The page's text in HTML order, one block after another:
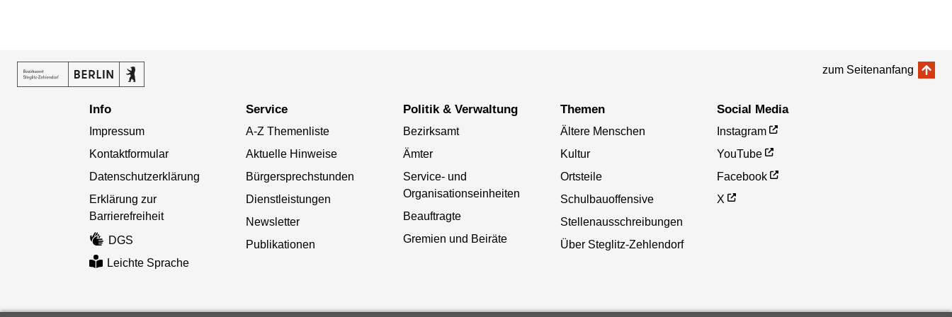
zum Seitenanfang
Info
Impressum
Kontaktformular
Datenschutzerklärung
Erklärung zur
Barrierefreiheit
DGS
Leichte Sprache
Service
A-Z Themenliste
Aktuelle Hinweise
Bürgersprechstunden
Dienstleistungen
Newsletter
Publikationen
Politik & Verwaltung
Bezirksamt
Ämter
Service- und
Organisationseinheiten
Beauftragte
Gremien und Beiräte
Themen
Ältere Menschen
Kultur
Ortsteile
Schulbauoffensive
Stellenausschreibungen
Über Steglitz-Zehlendorf
Social Media
Instagram
YouTube
Facebook
X